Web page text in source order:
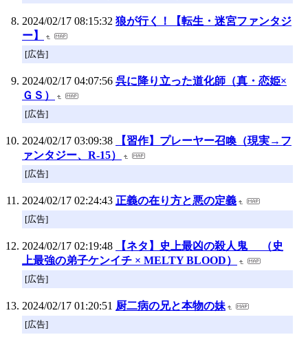
2024/02/17 08:15:32 狼が行く！【転生・迷宮ファンタジ
ー】
[広告]
2024/02/17 04:07:56 呉に降り立った道化師（真・恋姫×
ＧＳ）
[広告]
2024/02/17 03:09:38
【習作】プレーヤー召喚（現実→フ
ァンタジー、R-15）
[広告]
2024/02/17 02:24:43 正義の在り方と悪の定義
[広告]
2024/02/17 02:19:48
【ネタ】史上最凶の殺人鬼 （史
上最強の弟子ケンイチ × MELTY BLOOD）
[広告]
2024/02/17 01:20:51 厨二病の兄と本物の妹
[広告]